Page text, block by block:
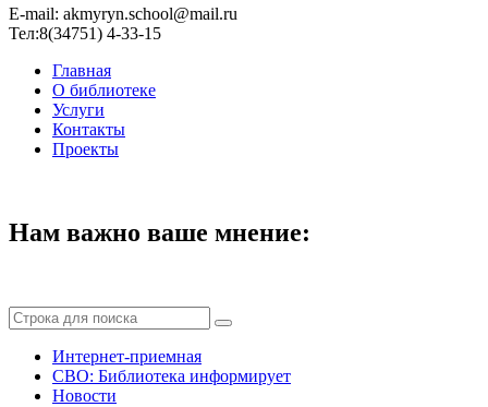
Е-mail: akmyryn.school@mail.ru
Тел:8(34751) 4-33-15
Главная
О библиотеке
Услуги
Контакты
Проекты
Нам важно ваше мнение:
Интернет-приемная
СВО: Библиотека информирует
Новости